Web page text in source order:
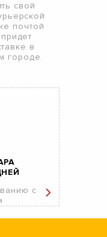
свой
почтой
в
городе.
с